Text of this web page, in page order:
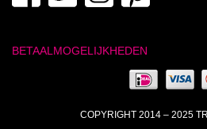
BETAALMOGELIJKHEDEN
COPYRIGHT 2014 – 2025